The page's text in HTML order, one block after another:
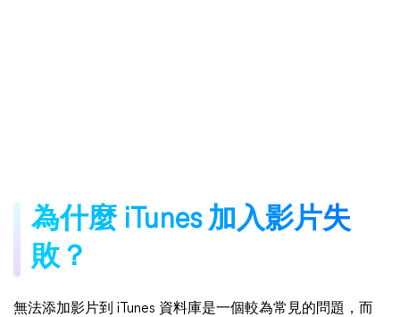
為什麼 iTunes 加入影片失
敗？
無法添加影片到 iTunes 資料庫是一個較為常見的問題，而